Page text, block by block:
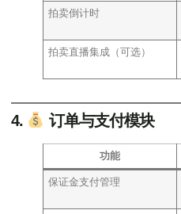
拍卖倒计时
拍卖直播集成（可选）
4. 订单与支付模块
功能
保证金支付管理